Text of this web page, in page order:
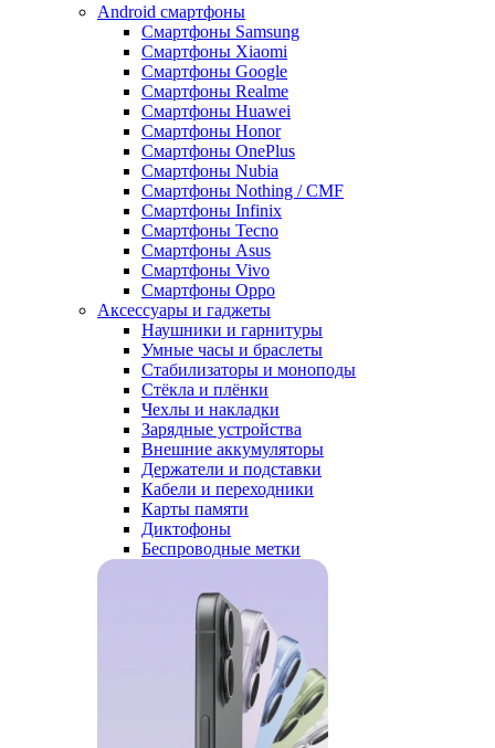
Android cмартфоны
Смартфоны Samsung
Смартфоны Xiaomi
Смартфоны Google
Смартфоны Realme
Смартфоны Huawei
Смартфоны Honor
Смартфоны OnePlus
Смартфоны Nubia
Смартфоны Nothing / CMF
Смартфоны Infinix
Смартфоны Tecno
Смартфоны Asus
Смартфоны Vivo
Смартфоны Oppo
Аксессуары и гаджеты
Наушники и гарнитуры
Умные часы и браслеты
Стабилизаторы и моноподы
Стёкла и плёнки
Чехлы и накладки
Зарядные устройства
Внешние аккумуляторы
Держатели и подставки
Кабели и переходники
Карты памяти
Диктофоны
Беспроводные метки